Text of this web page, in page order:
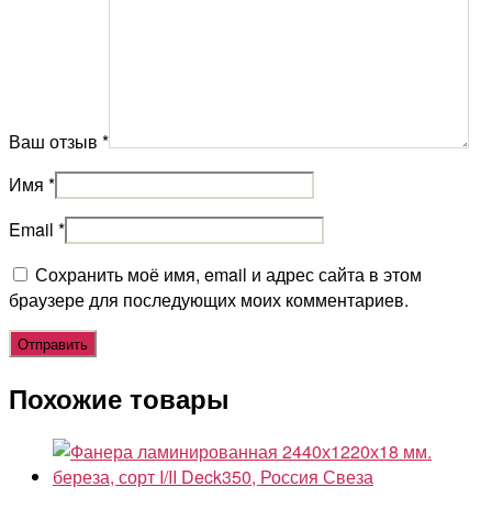
Ваш отзыв *
Имя *
Email *
Сохранить моё имя, email и адрес сайта в этом
браузере для последующих моих комментариев.
Похожие товары